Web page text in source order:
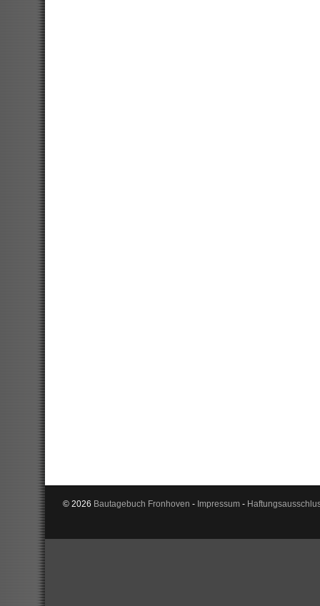
© 2026 Bautagebuch Fronhoven - Impressum-